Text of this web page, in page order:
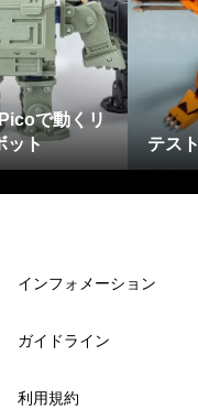
で動くリ
ット
テスト
インフォメーション
ガイドライン
利用規約